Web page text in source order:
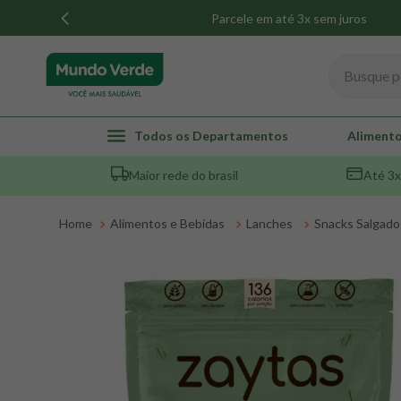
Parcele em até 3x sem juros
Todos os Departamentos
Maior rede do brasil Até
Alimentos e Bebidas Lanches Snacks
TERMOS MAIS BUSCADOS
1º whey
2º creatina
pacco
maca peruana